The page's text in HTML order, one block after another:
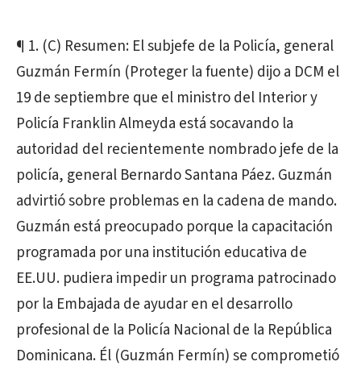
¶ 1. (C) Resumen: El subjefe de la Policía, general
Guzmán Fermín (Proteger la fuente) dijo a DCM el
19 de septiembre que el ministro del Interior y
Policía Franklin Almeyda está socavando la
autoridad del recientemente nombrado jefe de la
policía, general Bernardo Santana Páez. Guzmán
advirtió sobre problemas en la cadena de mando.
Guzmán está preocupado porque la capacitación
programada por una institución educativa de
EE.UU. pudiera impedir un programa patrocinado
por la Embajada de ayudar en el desarrollo
profesional de la Policía Nacional de la República
Dominicana. Él (Guzmán Fermín) se comprometió